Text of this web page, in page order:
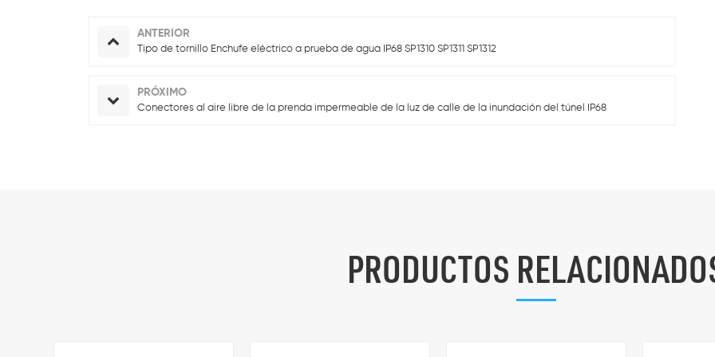
ANTERIOR
Tipo de tornillo Enchufe eléctrico a prueba de agua IP68 SP1310 SP1311 SP1312
PRÓXIMO
Conectores al aire libre de la prenda impermeable de la luz de calle de la inundación del túnel IP68
PRODUCTOS